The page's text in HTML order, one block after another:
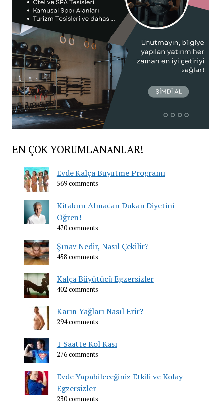
EN ÇOK YORUMLANANLAR!
Evde Kalça Büyütme Programı
569 comments
Kitabını Almadan Dukan Diyetini
Öğren!
470 comments
Şınav Nedir, Nasıl Çekilir?
458 comments
Kalça Büyütücü Egzersizler
402 comments
Karın Yağları Nasıl Erir?
294 comments
1 Saatte Kol Kası
276 comments
Evde Yapabileceğiniz Etkili ve Kolay
Egzersizler
230 comments